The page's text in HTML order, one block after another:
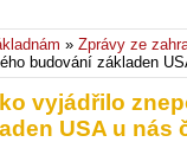
» Zprávy ze
budování základen
vyjádřilo
USA u nás